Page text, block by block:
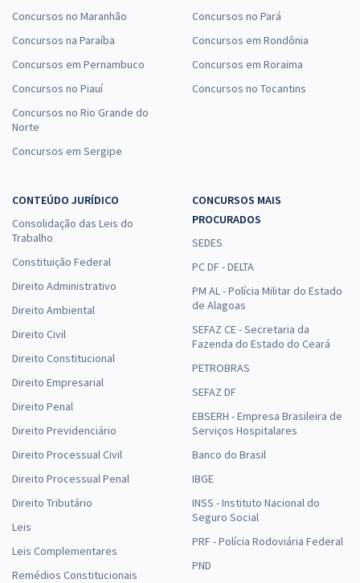
Concursos no Maranhão
Concursos na Paraíba
Concursos em Pernambuco
Concursos no Piauí
Concursos no Rio Grande do
Norte
Concursos em Sergipe
Concursos no Pará
Concursos em Rondônia
Concursos em Roraima
Concursos no Tocantins
CONTEÚDO JURÍDICO
Consolidação das Leis do
Trabalho
Constituição Federal
Direito Administrativo
Direito Ambiental
Direito Civil
Direito Constitucional
Direito Empresarial
Direito Penal
Direito Previdenciário
Direito Processual Civil
Direito Processual Penal
Direito Tributário
Leis
Leis Complementares
Remédios Constitucionais
CONCURSOS MAIS
PROCURADOS
SEDES
PC DF - DELTA
PM AL - Polícia Militar do Estado
de Alagoas
SEFAZ CE - Secretaria da
Fazenda do Estado do Ceará
PETROBRAS
SEFAZ DF
EBSERH - Empresa Brasileira de
Serviços Hospitalares
Banco do Brasil
IBGE
INSS - Instituto Nacional do
Seguro Social
PRF - Polícia Rodoviária Federal
PND